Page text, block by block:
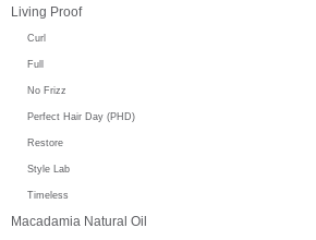
Living Proof
Curl
Full
No Frizz
Perfect Hair Day (PHD)
Restore
Style Lab
Timeless
Macadamia Natural Oil